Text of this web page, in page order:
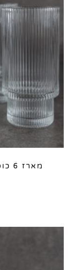
מארז 6 כוסות U glass גבוהות 300 מל